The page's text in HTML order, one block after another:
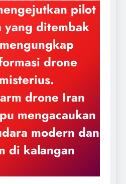
pilot
yang ditembak
drone
drone Iran
mengacaukan
modern dan
di kalangan